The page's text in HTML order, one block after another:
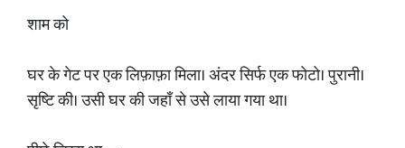
शाम को
घर के गेट पर एक लिफ़ाफ़ा मिला। अंदर सिर्फ एक फोटो। पुरानी।
सृष्टि की। उसी घर की जहाँ से उसे लाया गया था।